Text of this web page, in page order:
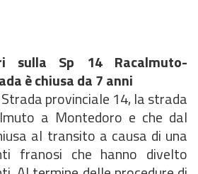
sulla Sp 14 Racalmuto-
è chiusa da 7 anni
provinciale 14, la strada
a Montedoro e che dal
al transito a causa di una
franosi che hanno divelto